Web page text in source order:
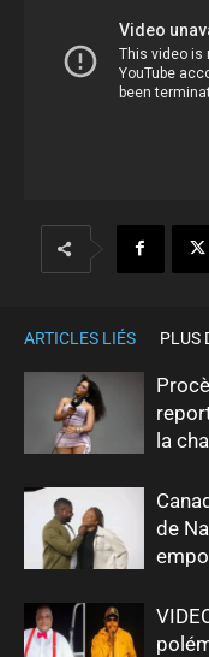
ARTICLES LIÉS PLUS
la
de